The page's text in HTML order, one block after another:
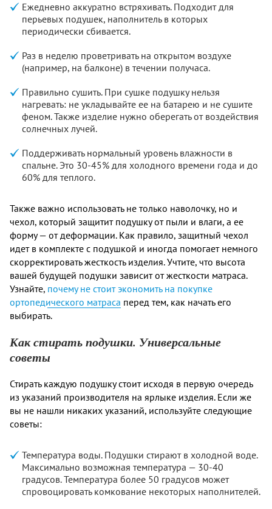
Ежедневно аккуратно встряхивать. Подходит для
перьевых подушек, наполнитель в которых
периодически сбивается.
Раз в неделю проветривать на открытом воздухе
(например, на балконе) в течении получаса.
Правильно сушить. При сушке подушку нельзя
нагревать: не укладывайте ее на батарею и не сушите
феном. Также изделие нужно оберегать от воздействия
солнечных лучей.
Поддерживать нормальный уровень влажности в
спальне. Это 30-45% для холодного времени года и до
60% для теплого.
Также важно использовать не только наволочку, но и
чехол, который защитит подушку от пыли и влаги, а ее
форму — от деформации. Как правило, защитный чехол
идет в комплекте с подушкой и иногда помогает немного
скорректировать жесткость изделия. Учтите, что высота
вашей будущей подушки зависит от жесткости матраса.
Узнайте, почему не стоит экономить на покупке
ортопедического матраса перед тем, как начать его
выбирать.
Как стирать подушки. Универсальные
советы
Стирать каждую подушку стоит исходя в первую очередь
из указаний производителя на ярлыке изделия. Если же
вы не нашли никаких указаний, используйте следующие
советы:
Температура воды. Подушки стирают в холодной воде.
Максимально возможная температура — 30-40
градусов. Температура более 50 градусов может
спровоцировать комкование некоторых наполнителей.